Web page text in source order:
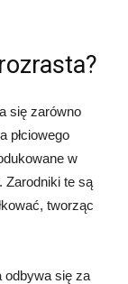
się zarówno
płciowego
w
Zarodniki te są
tworząc
odbywa się za